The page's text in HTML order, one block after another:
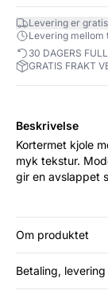
Levering er
Levering mellom
30 DAGERS
GRATIS FRAKT
Beskrivelse
Kortermet kjole
myk tekstur.
gir en avslappet
Om produktet
Betaling,